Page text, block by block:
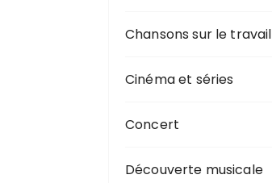
Chansons sur le travail
Cinéma et séries
Concert
Découverte musicale